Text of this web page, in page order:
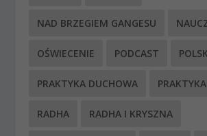
NAD BRZEGIEM GANGESU
OŚWIECENIE PODCAST
PRAKTYKA DUCHOWA
RADHA RADHA I KRYSZNA